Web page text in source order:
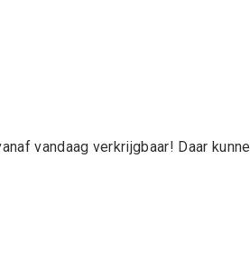
vandaag verkrijgbaar! Daar